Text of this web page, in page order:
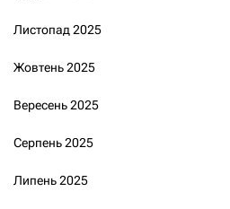
Листопад 2025
Жовтень 2025
Вересень 2025
Серпень 2025
Липень 2025